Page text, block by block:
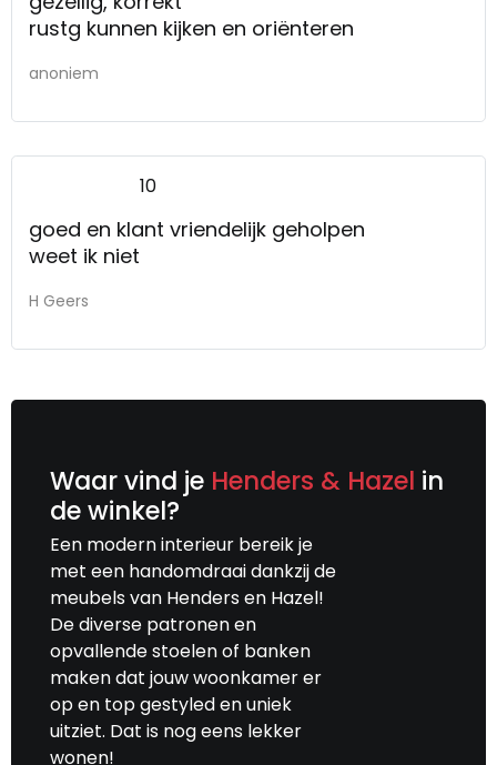
rustg kunnen kijken en oriënteren
anoniem
10
goed en klant vriendelijk geholpen
weet ik niet
H Geers
Waar vind je Henders & Hazel in
de winkel?
Een modern interieur bereik je
met een handomdraai dankzij de
meubels van Henders en Hazel!
De diverse patronen en
opvallende stoelen of banken
maken dat jouw woonkamer er
op en top gestyled en uniek
uitziet. Dat is nog eens lekker
wonen!